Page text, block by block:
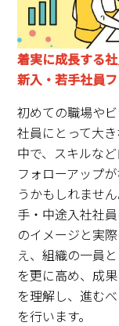
着実に成長する
新入・若手社員
初めての職場や
社員にとって大
中で、スキルな
フォローアップ
うかもしれませ
手・中途入社社
のイメージと実
え、組織の一員
を更に高め、成
を理解し、進む
を行います。